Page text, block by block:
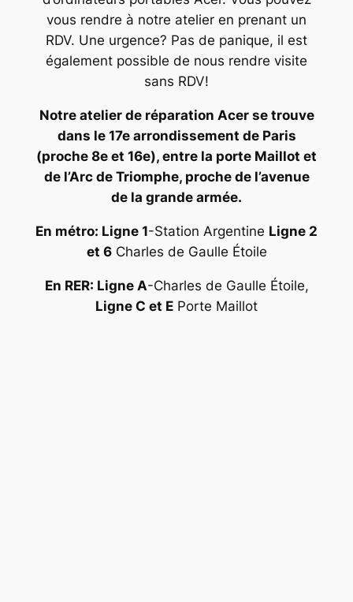
vous rendre à notre atelier en prenant un
RDV. Une urgence? Pas de panique, il est
également possible de nous rendre visite
sans RDV!
Notre atelier de réparation Acer se trouve
dans le 17e arrondissement de Paris
(proche 8e et 16e), entre la porte Maillot et
de l’Arc de Triomphe, proche de l’avenue
de la grande armée.
En métro: Ligne 1-Station Argentine Ligne 2
et 6Charles de Gaulle Étoile
En RER: Ligne A-Charles de Gaulle Étoile,
Ligne C et E Porte Maillot